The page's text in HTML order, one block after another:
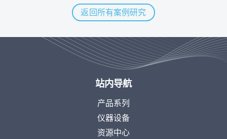
返回所有案例研究
站内导航
产品系列
仪器设备
资源中心